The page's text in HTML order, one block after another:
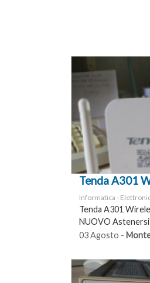
Tenda A301
Informatica -
Tenda A301
NUOVO
03 Agosto -